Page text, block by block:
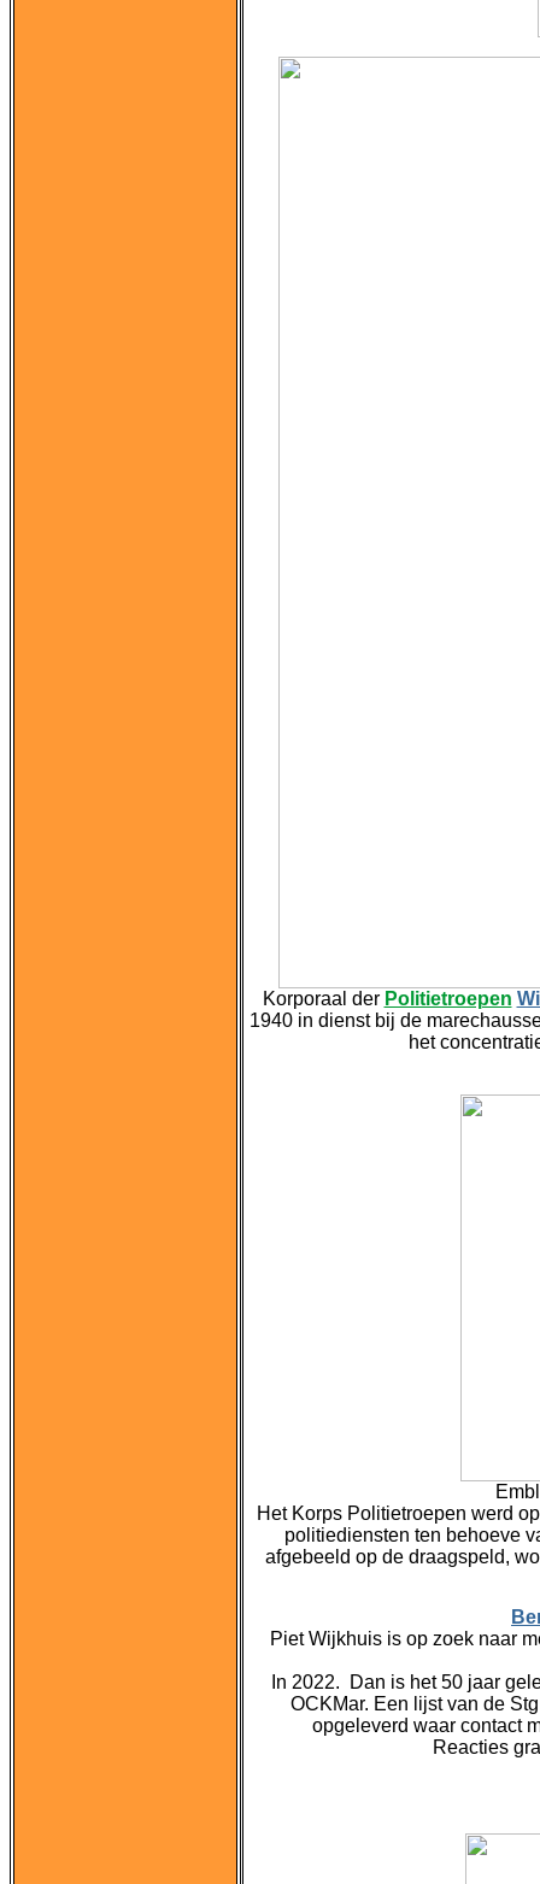
Korporaal der Politietroepen
1940 in dienst bij de
het
Het Korps Politietroepen werd
politiediensten ten behoeve
afgebeeld op de draagspeld,
Piet Wijkhuis is op zoek naar
In 2022. Dan is het 50 jaar
OCKMar. Een lijst van de
opgeleverd waar contact
Reacties